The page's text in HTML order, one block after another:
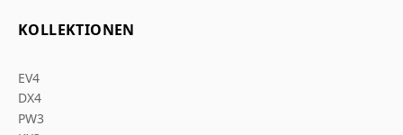
KOLLEKTIONEN
EV4
DX4
PW3